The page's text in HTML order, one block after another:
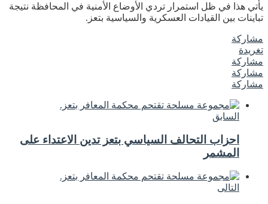
يأتي هذا في ظل استمرار تردي الأوضاع الأمنية في المحافظة نتيجة
تباينات بين القيادات العسكرية والسياسية بتعز.
مشاركة
تغريدة
مشاركة
مشاركة
مشاركة
السابق
احزاب التحالف السياسي بتعز تدين الاعتداء على
المشمر
التالى